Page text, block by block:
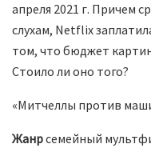
апреля 2021 г. Причем
слухам, Netflix
том, что бюджет
Стоило ли оно того?
«Митчеллы против
Жанрсемейный